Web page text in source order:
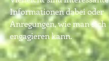
Informationen dabei oder
Anregungen, wie man sich
engagieren kann.